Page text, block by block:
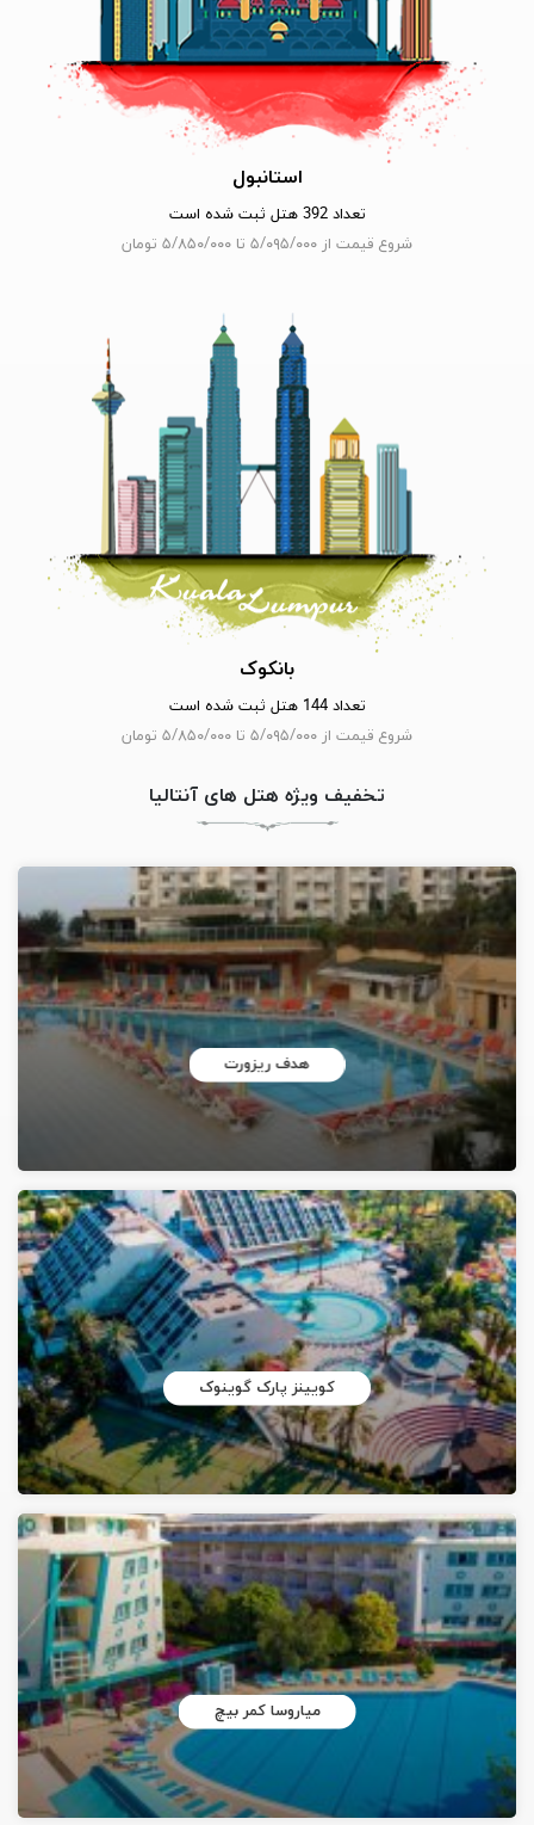
استانبول
تعداد 392 هتل ثبت شده است
شروع قیمت از ۵/۰۹۵/۰۰۰ تا ۵/۸۵۰/۰۰۰ تومان
بانکوک
تعداد 144 هتل ثبت شده است
شروع قیمت از ۵/۰۹۵/۰۰۰ تا ۵/۸۵۰/۰۰۰ تومان
تخفیف ویژه هتل های آنتالیا
هدف ریزورت
کویینز پارک گوینوک
میاروسا کمر بیچ